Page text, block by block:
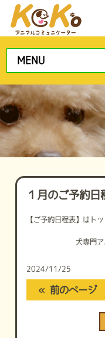
MENU
１月のご予約日
【ご予約日程表】はト
犬専門アニマル
2024/11/25
« 前のページ